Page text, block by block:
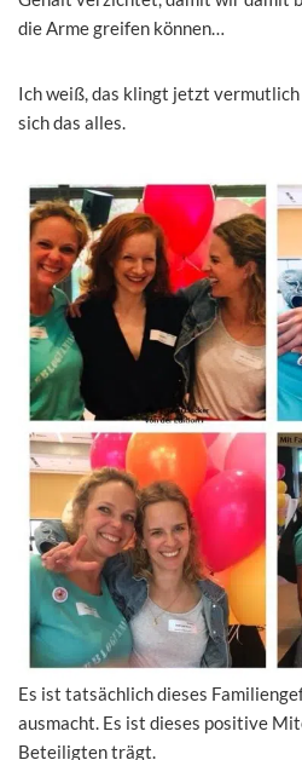
die Arme greifen können…
Ich weiß, das klingt jetzt
sich das alles.
Es ist tatsächlich dieses
ausmacht. Es ist dieses positive
Beteiligten trägt.